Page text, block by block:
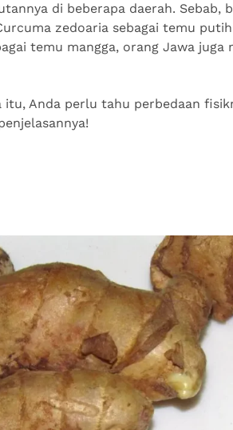
di beberapa daerah. Sebab,
zedoaria sebagai temu
temu mangga, orang Jawa juga
Anda perlu tahu perbedaan